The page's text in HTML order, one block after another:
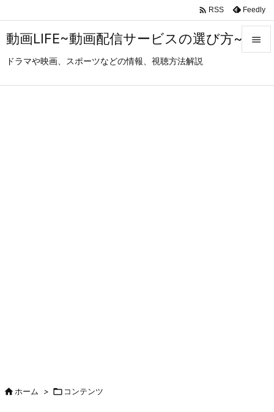
動画LIFE~動画配信サービスの選び方~
ドラマや映画、スポーツなどの情報、視聴方法解説

 RSS Feedly
ホーム >  コンテンツ